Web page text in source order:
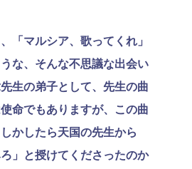
「マルシア、歌ってくれ」
な、そんな不思議な出会い
生の弟子として、先生の曲
命でもありますが、この曲
かしたら天国の先生から
ろ」と授けてくださったのか